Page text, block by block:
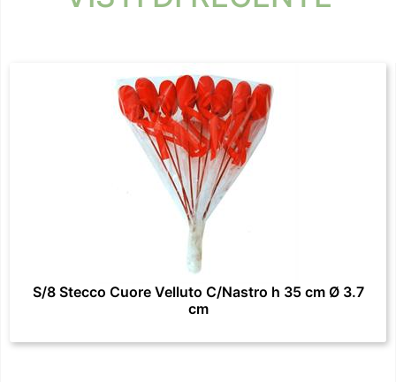
S/8 Stecco Cuore Velluto C/Nastro h 35 cm Ø 3.7
cm